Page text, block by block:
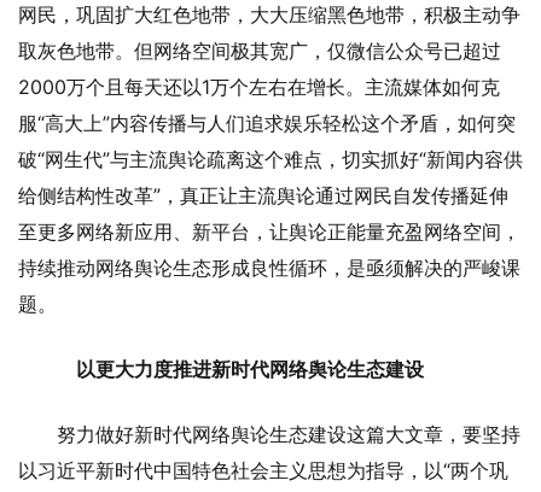
网民，巩固扩大红色地带，大大压缩黑色地带，积极主动争
取灰色地带。但网络空间极其宽广，仅微信公众号已超过
2000万个且每天还以1万个左右在增长。主流媒体如何克
服“高大上”内容传播与人们追求娱乐轻松这个矛盾，如何突
破“网生代”与主流舆论疏离这个难点，切实抓好“新闻内容供
给侧结构性改革”，真正让主流舆论通过网民自发传播延伸
至更多网络新应用、新平台，让舆论正能量充盈网络空间，
持续推动网络舆论生态形成良性循环，是亟须解决的严峻课
题。
以更大力度推进新时代网络舆论生态建设
努力做好新时代网络舆论生态建设这篇大文章，要坚持
以习近平新时代中国特色社会主义思想为指导，以“两个巩